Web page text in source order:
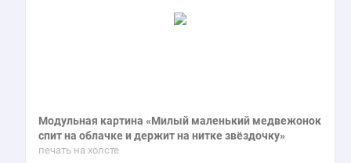
Модульная картина «Милый маленький медвежонок
спит на облачке и держит на нитке звёздочку»
печать на холсте